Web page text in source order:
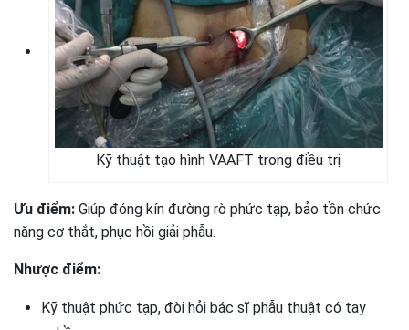
Kỹ thuật tạo hình VAAFT trong điều trị
Ưu điểm: Giúp đóng kín đường rò phức tạp, bảo tồn chức
năng cơ thắt, phục hồi giải phẫu.
Nhược điểm:
Kỹ thuật phức tạp, đòi hỏi bác sĩ phẫu thuật có tay